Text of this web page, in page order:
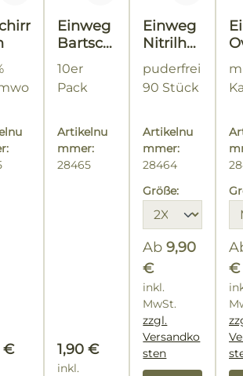
Preis:
€
Einweg
Bartsch
utz
10er
Pack
Artikelnu
mmer:
28465
Regulärer Preis:
1,90 €
inkl.
Einweg
Nitrilha
ndschu
he
puderfrei
90 Stück
Artikelnu
mmer:
28464
Größe:
Ab9,90
€
Regulärer
inkl.
MwSt.
zzgl.
Versandko
sten
€